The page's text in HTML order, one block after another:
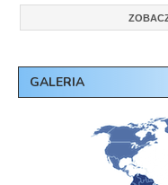
GALERIA